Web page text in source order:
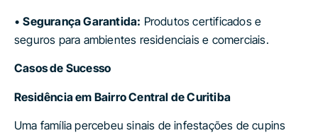
•Segurança Garantida: Produtos certificados e
seguros para ambientes residenciais e comerciais.
Casos de Sucesso
Residência em Bairro Central de Curitiba
Uma família percebeu sinais de infestações de cupins